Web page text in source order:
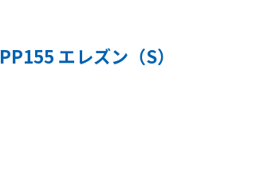
PP155 エレズン（S）